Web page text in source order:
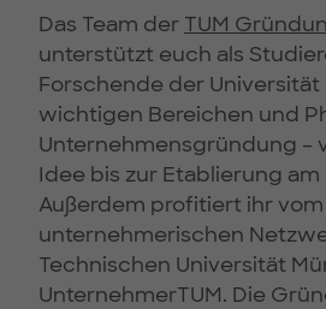
Das Team der TUM
unterstützt euch als
Forschende der Universität
wichtigen Bereichen und
Unternehmensgründung –
Idee bis zur Etablierung am
Außerdem profitiert ihr
unternehmerischen
Technischen Universität
UnternehmerTUM. Die